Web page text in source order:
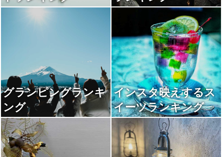
グランピングランキ
ング
インスタ映えするス
イーツランキング